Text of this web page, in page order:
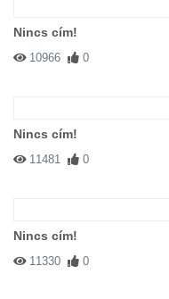
Nincs cím!
10966 0
Nincs cím!
11481 0
Nincs cím!
11330 0